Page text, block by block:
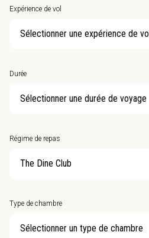
Expérience de vol
Sélectionner une expérience de vol
Durée
Sélectionner une durée de voyage
Régime de repas
Type de chambre
Sélectionner un type de chambre